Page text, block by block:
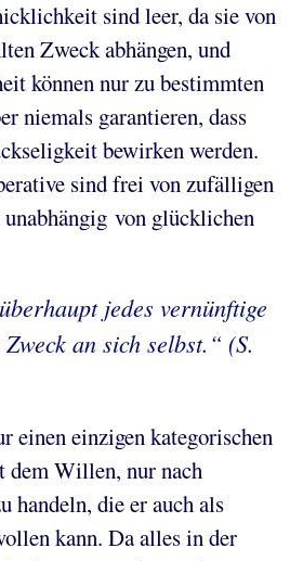
sind leer, da sie von
Zweck abhängen, und
können nur zu bestimmten
niemals garantieren, dass
bewirken werden.
sind frei von zufälligen
unabhängig von glücklichen
jedes vernünftige
an sich selbst.“ (S.
einen einzigen kategorischen
dem Willen, nur nach
handeln, die er auch als
kann. Da alles in der